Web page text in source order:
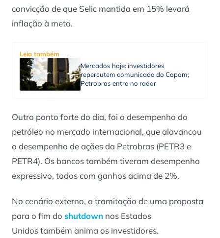
convicção de que Selic mantida em 15% levará
inflação à meta.
Leia também
Mercados hoje: investidores
repercutem comunicado do Copom;
Petrobras entra no radar
Outro ponto forte do dia, foi o desempenho do
petróleo no mercado internacional, que alavancou
o desempenho de ações da Petrobras (PETR3 e
PETR4). Os bancos também tiveram desempenho
expressivo, todos com ganhos acima de 2%.
No cenário externo, a tramitação de uma proposta
para o fim do shutdown nos Estados
Unidos também anima os investidores.